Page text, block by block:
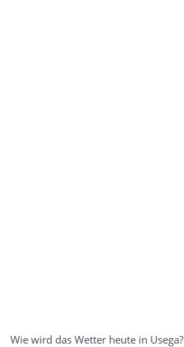
Wie wird das Wetter heute in Usega?